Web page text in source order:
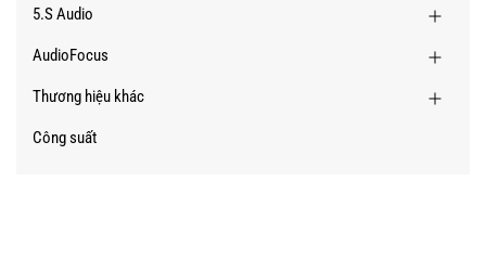
5.S Audio
AudioFocus
Thương hiệu khác
Công suất